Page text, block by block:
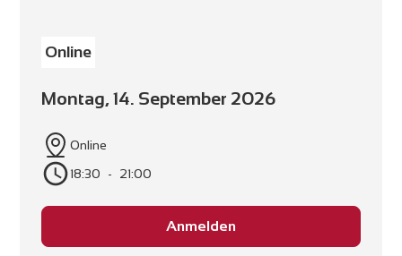
Montag, 14. September 2026
Online
Online
18:30
- 21:00
Anmelden